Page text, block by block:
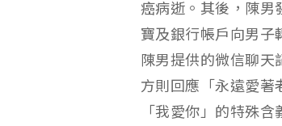
癌病逝。其後，陳男
寶及銀行帳戶向男子
陳男提供的微信聊
方則回應「永遠愛著
「我愛你」的特殊含